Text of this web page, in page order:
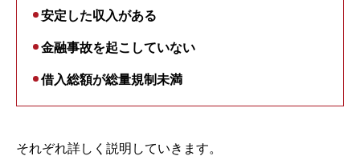
安定した収入がある
金融事故を起こしていない
借入総額が総量規制未満
それぞれ詳しく説明していきます。